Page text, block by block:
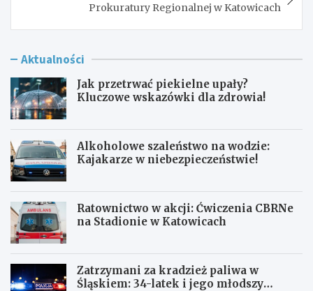
Prokuratury Regionalnej w Katowicach
Aktualności
Jak przetrwać piekielne upały?
Kluczowe wskazówki dla zdrowia!
Alkoholowe szaleństwo na wodzie:
Kajakarze w niebezpieczeństwie!
Ratownictwo w akcji: Ćwiczenia CBRNe
na Stadionie w Katowicach
Zatrzymani za kradzież paliwa w
Śląskiem: 34-latek i jego młodszy